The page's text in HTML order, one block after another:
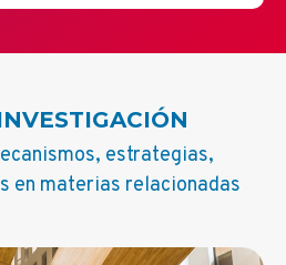
estrategias,
en materias relacionadas